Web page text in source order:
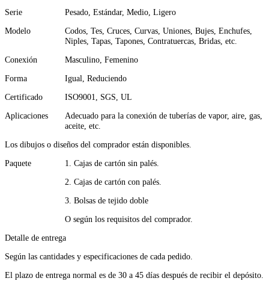
Serie Pesado, Estándar, Medio, Ligero
Modelo
Codos, Tes, Cruces, Curvas, Uniones, Bujes, Enchufes,
Niples, Tapas, Tapones, Contratuercas, Bridas, etc.
Conexión Masculino, Femenino
Forma Igual, Reduciendo
Certificado ISO9001, SGS, UL
Aplicaciones
Adecuado para la conexión de tuberías de vapor, aire, gas,
aceite, etc.
Los dibujos o diseños del comprador están disponibles.
Paquete 1. Cajas de cartón sin palés.
2. Cajas de cartón con palés.
3. Bolsas de tejido doble
O según los requisitos del comprador.
Detalle de entrega
Según las cantidades y especificaciones de cada pedido.
El plazo de entrega normal es de 30 a 45 días después de recibir el depósito.